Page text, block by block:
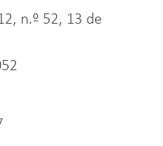
n.º 52, 13 de